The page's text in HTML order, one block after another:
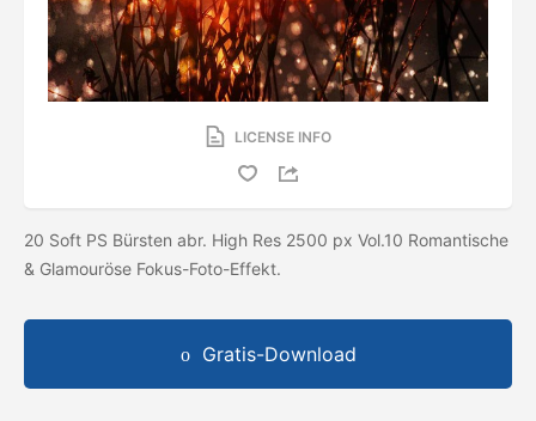
LICENSE INFO
20 Soft PS Bürsten abr. High Res 2500 px Vol.10 Romantische
& Glamouröse Fokus-Foto-Effekt.
Gratis-Download